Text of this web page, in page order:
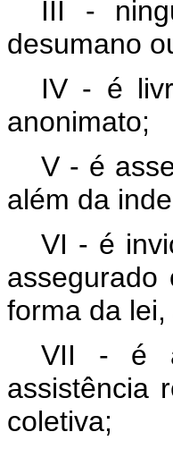
III -
desumano
IV - é
anonimato;
V - é
além da
VI - é
forma da
VII - é
assistência
coletiva;